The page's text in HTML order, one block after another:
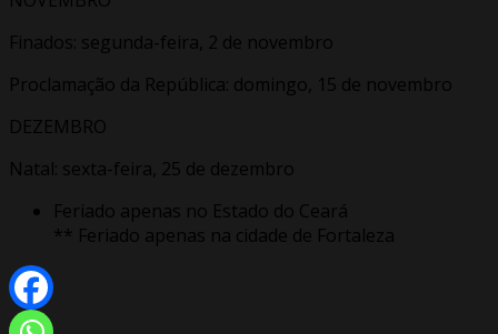
Finados: segunda-feira, 2 de novembro
Proclamação da República: domingo, 15 de novembro
DEZEMBRO
Natal: sexta-feira, 25 de dezembro
Feriado apenas no Estado do Ceará
** Feriado apenas na cidade de Fortaleza